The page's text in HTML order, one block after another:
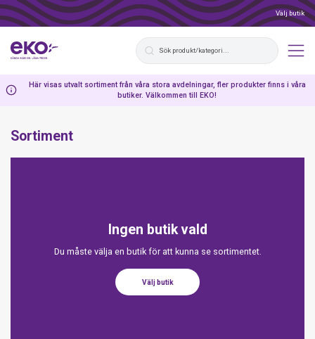
Välj butik
Här visas utvalt sortiment från våra stora avdelningar, fler produkter finns i våra
butiker. Välkommen till EKO!
Sortiment
Ingen butik vald
Du måste välja en butik för att kunna se sortimentet.
Välj butik